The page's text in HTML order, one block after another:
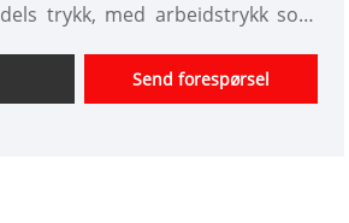
trykk, med arbeidstrykk som
høy grad av glatthet på indre
Det er mye
Send forespørsel